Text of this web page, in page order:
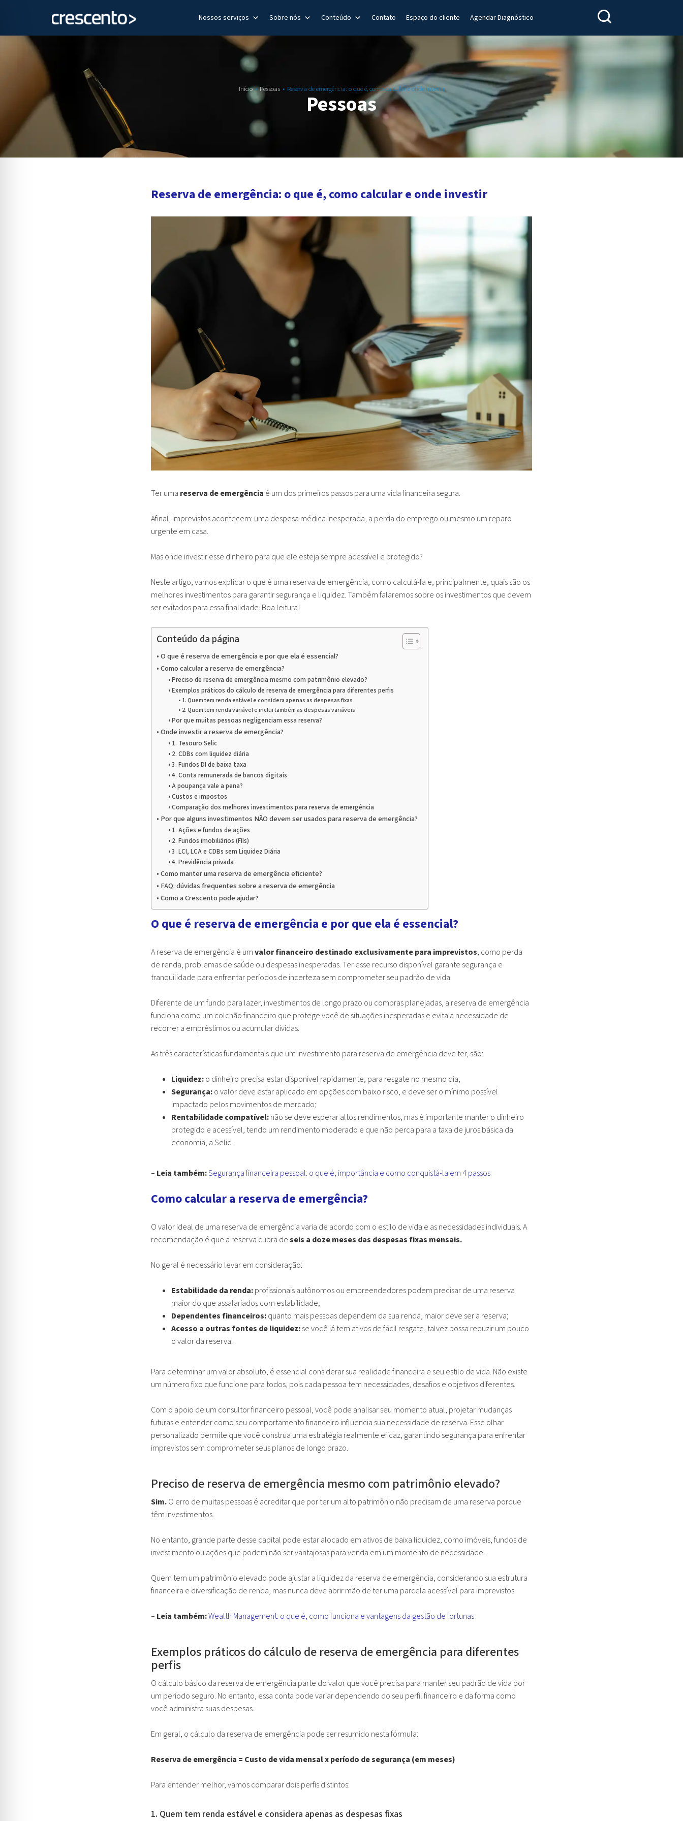
Nossos serviços Sobre nós Conteúdo Contato Espaço do cliente Agendar Diagnóstico
Início Pessoas Reserva de emergência: o que é, como calcular e onde investir
Pessoas
Reserva de emergência: o que é, como calcular e onde investir
Ter uma reserva de emergência é um dos primeiros passos para uma vida financeira segura.
Afinal, imprevistos acontecem: uma despesa médica inesperada, a perda do emprego ou mesmo um reparo
urgente em casa.
Mas onde investir esse dinheiro para que ele esteja sempre acessível e protegido?
Neste artigo, vamos explicar o que é uma reserva de emergência, como calculá-la e, principalmente, quais são os
melhores investimentos para garantir segurança e liquidez. Também falaremos sobre os investimentos que devem
ser evitados para essa finalidade. Boa leitura!
Conteúdo da página
O que é reserva de emergência e por que ela é essencial?
Como calcular a reserva de emergência?
Preciso de reserva de emergência mesmo com patrimônio elevado?
Exemplos práticos do cálculo de reserva de emergência para diferentes perfis
1. Quem tem renda estável e considera apenas as despesas fixas
2. Quem tem renda variável e inclui também as despesas variáveis
Por que muitas pessoas negligenciam essa reserva?
Onde investir a reserva de emergência?
1. Tesouro Selic
2. CDBs com liquidez diária
3. Fundos DI de baixa taxa
4. Conta remunerada de bancos digitais
A poupança vale a pena?
Custos e impostos
Comparação dos melhores investimentos para reserva de emergência
Por que alguns investimentos NÃO devem ser usados para reserva de emergência?
1. Ações e fundos de ações
2. Fundos imobiliários (FIIs)
3. LCI, LCA e CDBs sem Liquidez Diária
4. Previdência privada
Como manter uma reserva de emergência eficiente?
FAQ: dúvidas frequentes sobre a reserva de emergência
Como a Crescento pode ajudar?
O que é reserva de emergência e por que ela é essencial?
A reserva de emergência é umvalor financeiro destinado exclusivamente para imprevistos, como perda
de renda, problemas de saúde ou despesas inesperadas. Ter esse recurso disponível garante segurança e
tranquilidade para enfrentar períodos de incerteza sem comprometer seu padrão de vida.
Diferente de um fundo para lazer, investimentos de longo prazo ou compras planejadas, a reserva de emergência
funciona como um colchão financeiro que protege você de situações inesperadas e evita a necessidade de
recorrer a empréstimos ou acumular dívidas.
As três características fundamentais que um investimento para reserva de emergência deve ter, são:
Liquidez:o dinheiro precisa estar disponível rapidamente, para resgate no mesmo dia;
Segurança:o valor deve estar aplicado em opções com baixo risco, e deve ser o mínimo possível
impactado pelos movimentos de mercado;
Rentabilidade compatível:não se deve esperar altos rendimentos, mas é importante manter o dinheiro
protegido e acessível, tendo um rendimento moderado e que não perca para a taxa de juros básica da
economia, a Selic.
– Leia também:Segurança financeira pessoal: o que é, importância e como conquistá-la em 4 passos
Como calcular a reserva de emergência?
O valor ideal de uma reserva de emergência varia de acordo com o estilo de vida e as necessidades individuais. A
recomendação é que a reserva cubra deseis a doze meses das despesas fixas mensais.
No geral é necessário levar em consideração:
Estabilidade da renda:profissionais autônomos ou empreendedores podem precisar de uma reserva
maior do que assalariados com estabilidade;
Dependentes financeiros:quanto mais pessoas dependem da sua renda, maior deve ser a reserva;
Acesso a outras fontes de liquidez:se você já tem ativos de fácil resgate, talvez possa reduzir um pouco
o valor da reserva.
Para determinar um valor absoluto, é essencial considerar sua realidade financeira e seu estilo de vida. Não existe
um número fixo que funcione para todos, pois cada pessoa tem necessidades, desafios e objetivos diferentes.
Com o apoio de um consultor financeiro pessoal, você pode analisar seu momento atual, projetar mudanças
futuras e entender como seu comportamento financeiro influencia sua necessidade de reserva. Esse olhar
personalizado permite que você construa uma estratégia realmente eficaz, garantindo segurança para enfrentar
imprevistos sem comprometer seus planos de longo prazo.
Preciso de reserva de emergência mesmo com patrimônio elevado?
Sim.O erro de muitas pessoas é acreditar que por ter um alto patrimônio não precisam de uma reserva porque
têm investimentos.
No entanto, grande parte desse capital pode estar alocado em ativos de baixa liquidez, como imóveis, fundos de
investimento ou ações que podem não ser vantajosas para venda em um momento de necessidade.
Quem tem um patrimônio elevado pode ajustar a liquidez da reserva de emergência, considerando sua estrutura
financeira e diversificação de renda, mas nunca deve abrir mão de ter uma parcela acessível para imprevistos.
– Leia também:Wealth Management: o que é, como funciona e vantagens da gestão de fortunas
Exemplos práticos do cálculo de reserva de emergência para diferentes
perfis
O cálculo básico da reserva de emergência parte do valor que você precisa para manter seu padrão de vida por
um período seguro. No entanto, essa conta pode variar dependendo do seu perfil financeiro e da forma como
você administra suas despesas.
Em geral, o cálculo da reserva de emergência pode ser resumido nesta fórmula:
Reserva de emergência = Custo de vida mensal x período de segurança (em meses)
Para entender melhor, vamos comparar dois perfis distintos:
1. Quem tem renda estável e considera apenas as despesas fixas